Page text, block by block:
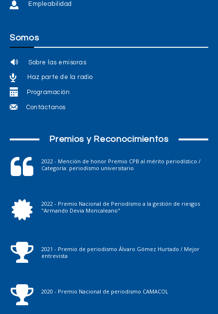
Empleabilidad
Somos
Sobre las emisoras
Haz parte de la radio
Programación
Contáctanos
Premios y Reconocimientos
2022 - Mención de honor Premio CPB al mérito periodístico /
Categoría: periodismo universitario
2022 - Premio Nacional de Periodismo a la gestión de riesgos
"Armando Devia Moncaleano"
2021 - Premio de periodismo Álvaro Gómez Hurtado / Mejor
entrevista
2020 - Premio Nacional de periodismo CAMACOL